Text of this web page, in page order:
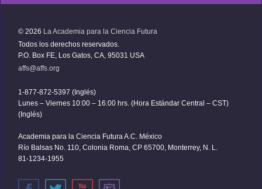
© 2026 La Academia para la Ciencia Futura
Todos los derechos reservados.
P.O. Box FE, Los Gatos, CA, 95031 USA
affs@affs.org
1-877-872-5397 (Inglés)
Lunes – Viernes 10:00 – 16:00 hrs. (Hora Estándar Central – CST)
(Inglés)
Academia para la Ciencia Futura A.C. México
Río Balsas No. 110, Colonia Roma, CP 65700, Monterrey, N. L.
81-1234-1955